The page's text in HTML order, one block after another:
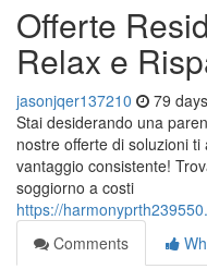
Offerte
Relax e
jasonjqer137210 79
Stai desiderando una
nostre offerte di soluzioni
vantaggio consistente!
soggiorno a costi
https://
Comments